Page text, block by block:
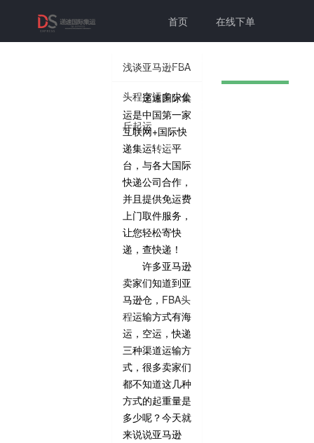
首页 在线下单
联系我们
个人中心
切换为老
版本
浅谈亚马逊FBA
头程空运多少公
斤起运
递速国际集
运是中国第一家
互联网+国际快
递集运转运平
台，与各大国际
快递公司合作，
并且提供免运费
上门取件服务，
让您轻松寄快
递，查快递！
许多亚马逊
卖家们知道到亚
马逊仓， FBA头
程运输方式有海
运，空运，快递
三种渠道运输方
式，很多卖家们
都不知道这几种
方式的起重量是
多少呢？今天就
来说说亚马逊